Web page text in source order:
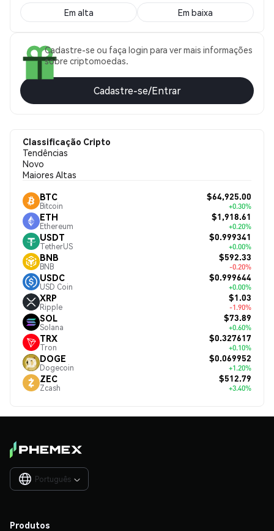
Em alta Em baixa
Cadastre-se ou faça login para ver mais informações
sobre criptomoedas.
Cadastre-se/Entrar
Classificação Cripto
Tendências
Novo
Maiores Altas
BTC
Bitcoin
$64,925.00
+0.30%
ETH
Ethereum
$1,918.61
+0.20%
USDT
TetherUS
$0.999341
+0.00%
BNB
BNB
$592.33
-0.20%
USDC
USD Coin
$0.999644
+0.00%
XRP
Ripple
$1.03
-1.90%
SOL
Solana
$73.89
+0.60%
TRX
Tron
$0.327617
+0.10%
DOGE
Dogecoin
$0.069952
+1.20%
ZEC
Zcash
$512.79
+3.40%
Português 
Produtos